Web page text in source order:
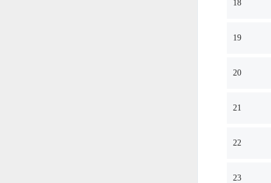
18
19
20
21
22
23